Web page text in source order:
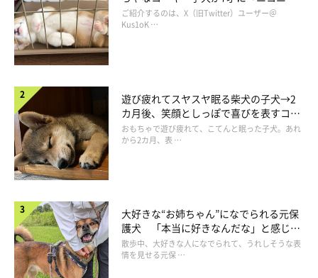
コ“コーギースマイル”が魅力のコに成
長！
ご紹介するのは、X（旧Twitter）ユーザー＠
Kus1oK …
遊び疲れてスヤスヤ眠る柴犬の子犬→2
カ月後、笑顔としっぽで喜びを表すコに
成長！
おもちゃで遊び疲れて、こてんと眠った子犬。あれ
から2カ月、表 …
大好きな“お姉ちゃん”になでられる元保
護犬 「本当に好きなんだな」と感じる
表情にほっこり
散歩中、大好きな人になでられて、うれしそうな表
情を見せる元保 …